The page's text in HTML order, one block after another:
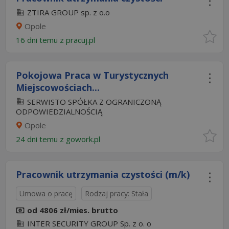
ZTIRA GROUP sp. z o.o
Opole
16 dni temu z pracuj.pl
Pokojowa Praca w Turystycznych
Miejscowościach...
SERWISTO SPÓŁKA Z OGRANICZONĄ
ODPOWIEDZIALNOŚCIĄ
Opole
24 dni temu z gowork.pl
Pracownik utrzymania czystości (m/k)
Umowa o pracę Rodzaj pracy: Stała
od 4806 zł/mies. brutto
INTER SECURITY GROUP Sp. z o. o